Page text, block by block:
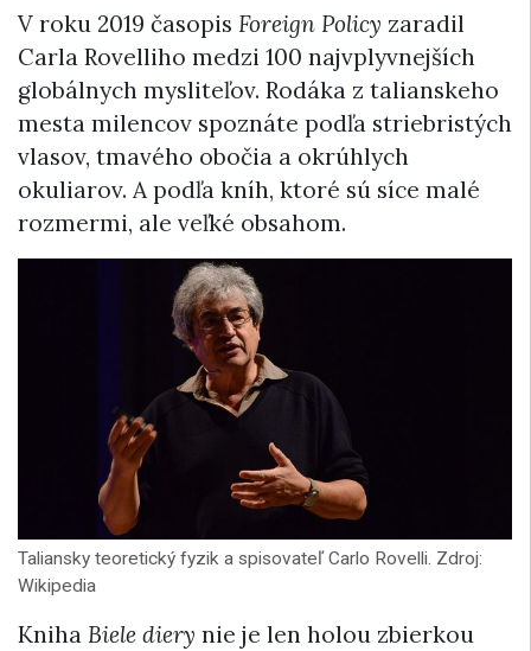
V roku 2019 časopis Foreign Policy zaradil
Carla Rovelliho medzi 100 najvplyvnejších
globálnych mysliteľov. Rodáka z talianskeho
mesta milencov spoznáte podľa striebristých
vlasov, tmavého obočia a okrúhlych
okuliarov. A podľa kníh, ktoré sú síce malé
rozmermi, ale veľké obsahom.
Taliansky teoretický fyzik a spisovateľ Carlo Rovelli. Zdroj:
Wikipedia
Kniha Biele diery nie je len holou zbierkou